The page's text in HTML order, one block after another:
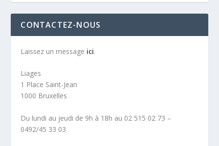
CONTACTEZ-NOUS
Laissez un message ici.
Liages
1 Place Saint-Jean
1000 Bruxelles
Du lundi au jeudi de 9h à 18h au 02 515 02 73 –
0492/45 33 03